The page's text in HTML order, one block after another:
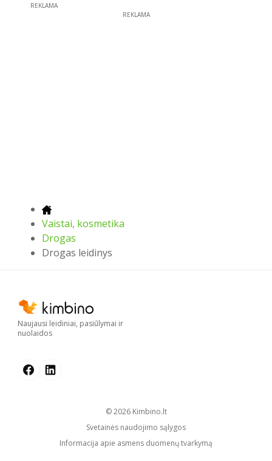
REKLAMA
REKLAMA
Vaistai, kosmetika
Drogas
Drogas leidinys
Naujausi leidiniai, pasiūlymai ir
nuolaidos
© 2026 kimbino.lt
Svetainės naudojimo sąlygos
Informacija apie asmens duomenų tvarkymą